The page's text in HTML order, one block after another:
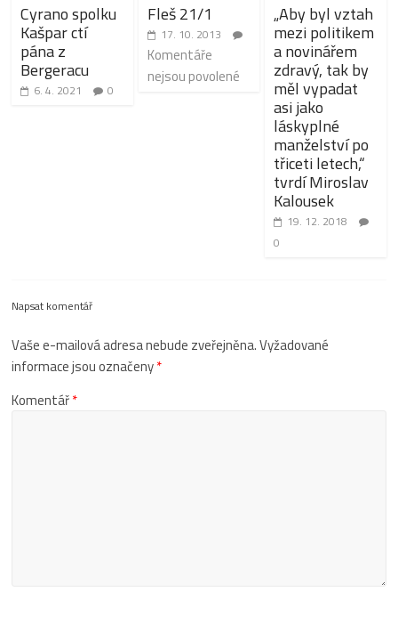
Cyrano spolku
Kašpar ctí
pána z
Bergeracu
6. 4. 2021 0
Fleš 21/1
17. 10. 2013
Komentáře
nejsou povolené
„Aby byl vztah
mezi politikem
a novinářem
zdravý, tak by
měl vypadat
asi jako
láskyplné
manželství po
třiceti letech,“
tvrdí Miroslav
Kalousek
19. 12. 2018
0
Napsat komentář
Vaše e-mailová adresa nebude zveřejněna.Vyžadované
informace jsou označeny*
Komentář*